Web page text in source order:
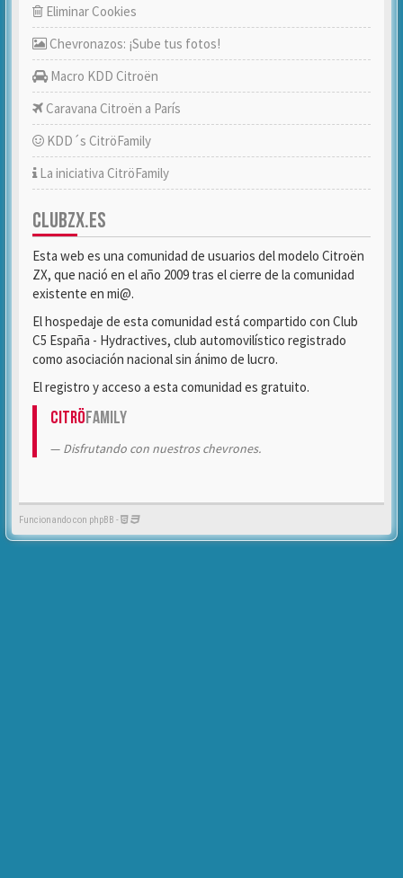
Eliminar Cookies
Chevronazos: ¡Sube tus fotos!
Macro KDD Citroën
Caravana Citroën a París
KDD´s CitröFamily
La iniciativa CitröFamily
CLUBZX.ES
Esta web es una comunidad de usuarios del modelo Citroën
ZX, que nació en el año 2009 tras el cierre de la comunidad
existente en mi@.
El hospedaje de esta comunidad está compartido con Club
C5 España - Hydractives, club automovilístico registrado
como asociación nacional sin ánimo de lucro.
El registro y acceso a esta comunidad es gratuito.
CitröFamily
Disfrutando con nuestros chevrones.
Funcionando con phpBB -